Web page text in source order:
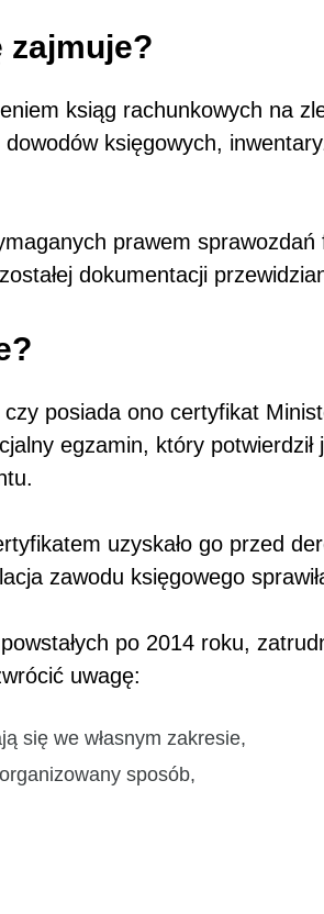
zajmuje?
ksiąg rachunkowych na
księgowych,
prawem
dokumentacji
posiada ono certyfikat
egzamin, który
uzyskało go przed
zawodu księgowego
po 2014 roku,
uwagę:
się we własnym zakresie,
sposób,